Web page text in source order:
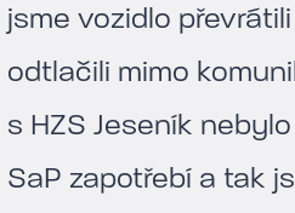
jsme vozidlo
odtlačili mimo
s HZS Jeseník
SaP zapotřebí a tak